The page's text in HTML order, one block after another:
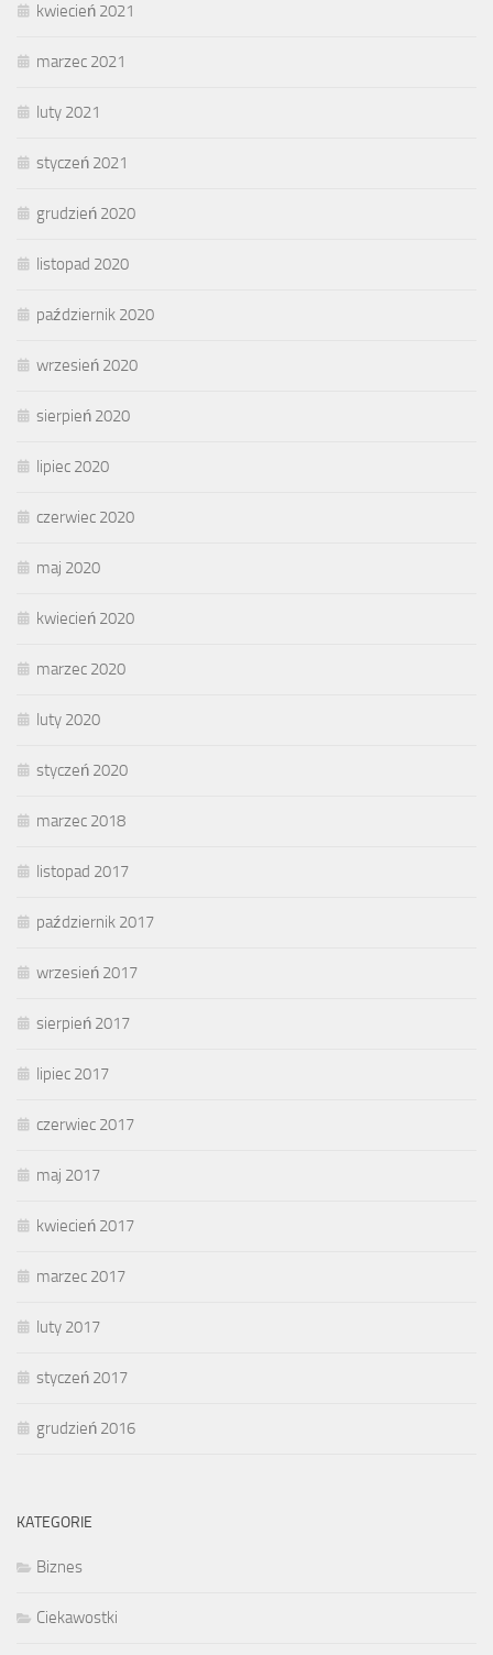
kwiecień 2021
marzec 2021
luty 2021
styczeń 2021
grudzień 2020
listopad 2020
październik 2020
wrzesień 2020
sierpień 2020
lipiec 2020
czerwiec 2020
maj 2020
kwiecień 2020
marzec 2020
luty 2020
styczeń 2020
marzec 2018
listopad 2017
październik 2017
wrzesień 2017
sierpień 2017
lipiec 2017
czerwiec 2017
maj 2017
kwiecień 2017
marzec 2017
luty 2017
styczeń 2017
grudzień 2016
KATEGORIE
Biznes
Ciekawostki